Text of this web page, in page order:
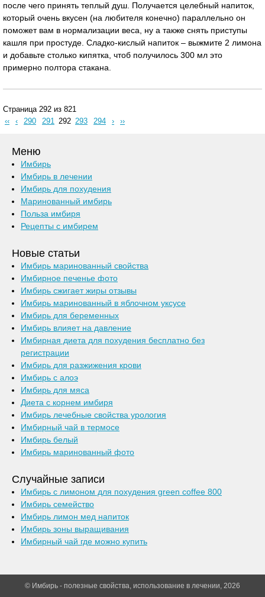
после чего принять теплый душ. Получается целебный напиток,
который очень вкусен (на любителя конечно) параллельно он
поможет вам в нормализации веса, ну а также снять приступы
кашля при простуде. Сладко-кислый напиток – выжмите 2 лимона
и добавьте столько кипятка, чтоб получилось 300 мл это
примерно полтора стакана.
Страница 292 из 821
‹‹
‹ 290 291 292 293 294 › ››
Меню
Имбирь
Имбирь в лечении
Имбирь для похудения
Маринованный имбирь
Польза имбиря
Рецепты с имбирем
Новые статьи
Имбирь маринованный свойства
Имбирное печенье фото
Имбирь сжигает жиры отзывы
Имбирь маринованный в яблочном уксусе
Имбирь для беременных
Имбирь влияет на давление
Имбирная диета для похудения бесплатно без
регистрации
Имбирь для разжижения крови
Имбирь с алоэ
Имбирь для мяса
Диета с корнем имбиря
Имбирь лечебные свойства урология
Имбирный чай в термосе
Имбирь белый
Имбирь маринованный фото
Случайные записи
Имбирь с лимоном для похудения green coffee 800
Имбирь семейство
Имбирь лимон мед напиток
Имбирь зоны выращивания
Имбирный чай где можно купить
© Имбирь - полезные свойства, использование в лечении, 2026